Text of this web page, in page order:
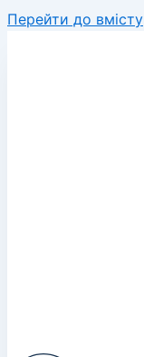
Перейти до вмісту